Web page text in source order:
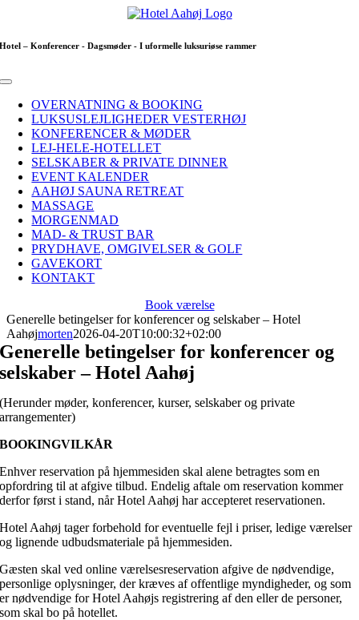
content
Hotel – Konferencer - Dagsmøder - I uformelle luksuriøse rammer
Toggle
NavigationOVERNATNING & BOOKING
LUKSUSLEJLIGHEDER VESTERHØJ
KONFERENCER & MØDER
LEJ-HELE-HOTELLET
SELSKABER & PRIVATE DINNER
EVENT KALENDER
AAHØJ SAUNA RETREAT
MASSAGE
MORGENMAD
MAD- & TRUST BAR
PRYDHAVE, OMGIVELSER & GOLF
GAVEKORT
KONTAKT
Book værelse
Generelle betingelser for konferencer og selskaber – Hotel
Aahøjmorten2026-04-20T10:00:32+02:00
Generelle betingelser for konferencer og
selskaber – Hotel Aahøj
(Herunder møder, konferencer, kurser, selskaber og private
arrangementer)
BOOKINGVILKÅR
Enhver reservation på hjemmesiden skal alene betragtes som en
opfordring til at afgive tilbud. Endelig aftale om reservation kommer
derfor først i stand, når Hotel Aahøj har accepteret reservationen.
Hotel Aahøj tager forbehold for eventuelle fejl i priser, ledige værelser
og lignende udbudsmateriale på hjemmesiden.
Gæsten skal ved online værelsesreservation afgive de nødvendige,
personlige oplysninger, der kræves af offentlige myndigheder, og som
er nødvendige for Hotel Aahøjs registrering af den eller de personer,
som skal bo på hotellet.